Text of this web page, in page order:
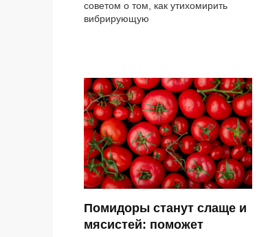
советом о том, как утихомирить
вибрирующую
Помидоры станут слаще и
мясистей: поможет